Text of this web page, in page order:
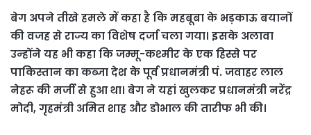
बेग अपने तीखे हमले में कहा है कि महबूबा के भड़काऊ बयानों
की वजह से राज्य का विशेष दर्जा चला गया। इसके अलावा
उन्होंने यह भी कहा कि जम्मू-कश्मीर के एक हिस्से पर
पाकिस्तान का कब्जा देश के पूर्व प्रधानमंत्री पं. जवाहर लाल
नेहरू की मर्जी से हुआ था। बेग ने यहां खुलकर प्रधानमंत्री नरेंद्र
मोदी, गृहमंत्री अमित शाह और डोभाल की तारीफ भी की।